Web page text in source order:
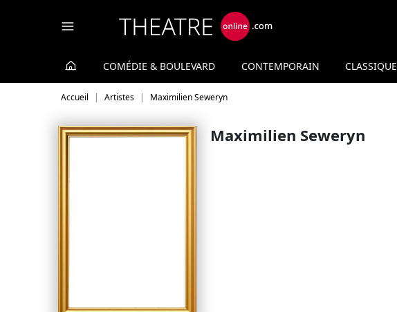
COMÉDIE & BOULEVARD CONTEMPORAIN CLASSIQUE
Accueil Artistes Maximilien Seweryn
Maximilien Seweryn